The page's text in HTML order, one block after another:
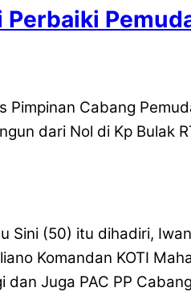
Cabang
dari Nol di Kp Bulak
(50) itu dihadiri,
Komandan KOTI
Juga PAC PP